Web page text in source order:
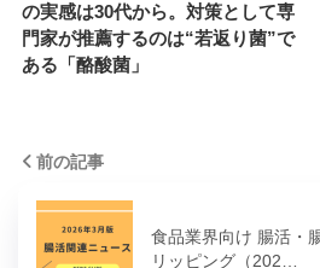
の実感は30代から。対策として専
門家が推薦するのは“若返り菌”で
ある「酪酸菌」
前の記事
食品業界向け 腸活・
リッピング（202…